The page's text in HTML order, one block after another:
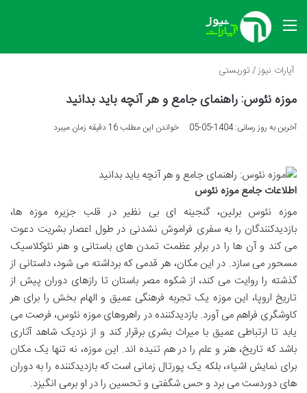
منو
آپارات نیوز/توریستی
موزه نئوس: راهنمای جامع و هر آنچه باید بدانید
آخرین به روز رسانی: 1404-05-05 خواندن این مطلب 16 دقیقه زمان میبرد
اطلاعات جامع موزه نئوس
موزه نئوس برلین، گنجینه ای بی نظیر در قلب جزیره موزه ها،
بازدیدکنندگان را به سفری فراموش نشدنی در طول اعصار بشریت دعوت
می کند و آن ها را در برابر عظمت تمدن های باستانی و هنر نئوکلاسیک
مسحور می سازد. در این مکان، هر قدمی که برداشته می شود، داستانی از
گذشته را روایت می کند، از شکوه مصر باستان تا رازهای دوران پیش از
تاریخ اروپا، این موزه یک تجربه فرهنگی عمیق و الهام بخش را برای هر
کاوشگری فراهم می آورد. بازدیدکننده در راهروهای موزه نئوس، فرصت می
یابد تا ارتباطی عمیق با میراث بشری برقرار کند و از نزدیک شاهد آثاری
باشد که تاریخ، هنر و علم را در هم تنیده اند. این موزه، نه تنها یک مکان
برای نمایش اشیاء، بلکه یک پورتال زمانی است که بازدیدکننده را به دوران
های دوردست می برد و حس شگفتی و تحسین را در او برمی انگیزد.